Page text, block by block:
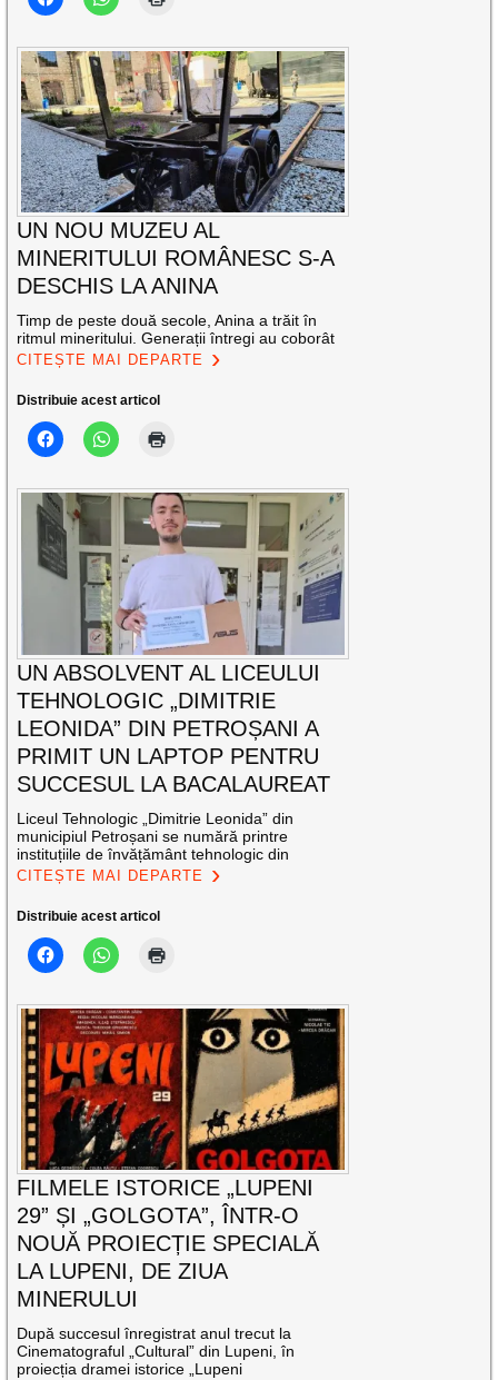
UN NOU MUZEU AL
MINERITULUI ROMÂNESC S-A
DESCHIS LA ANINA
Timp de peste două secole, Anina a trăit în
ritmul mineritului. Generații întregi au coborât
CITEȘTE MAI DEPARTE
Distribuie acest articol
UN ABSOLVENT AL LICEULUI
TEHNOLOGIC „DIMITRIE
LEONIDA” DIN PETROȘANI A
PRIMIT UN LAPTOP PENTRU
SUCCESUL LA BACALAUREAT
Liceul Tehnologic „Dimitrie Leonida” din
municipiul Petroșani se numără printre
instituțiile de învățământ tehnologic din
CITEȘTE MAI DEPARTE
Distribuie acest articol
FILMELE ISTORICE „LUPENI
29” ȘI „GOLGOTA”, ÎNTR-O
NOUĂ PROIECȚIE SPECIALĂ
LA LUPENI, DE ZIUA
MINERULUI
După succesul înregistrat anul trecut la
Cinematograful „Cultural” din Lupeni, în
proiecția dramei istorice „Lupeni